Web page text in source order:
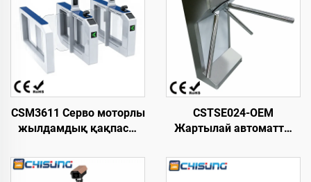
CSM3611 Серво моторлы
жылдамдық қақпасы
Суық тартылған болат
18-Инфрақызыл AFC
CSTSE024-OEM
Жартылай автоматты
триподты турникет 485
мм ұзындық х 280 мм